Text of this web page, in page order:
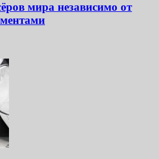
мира независимо от